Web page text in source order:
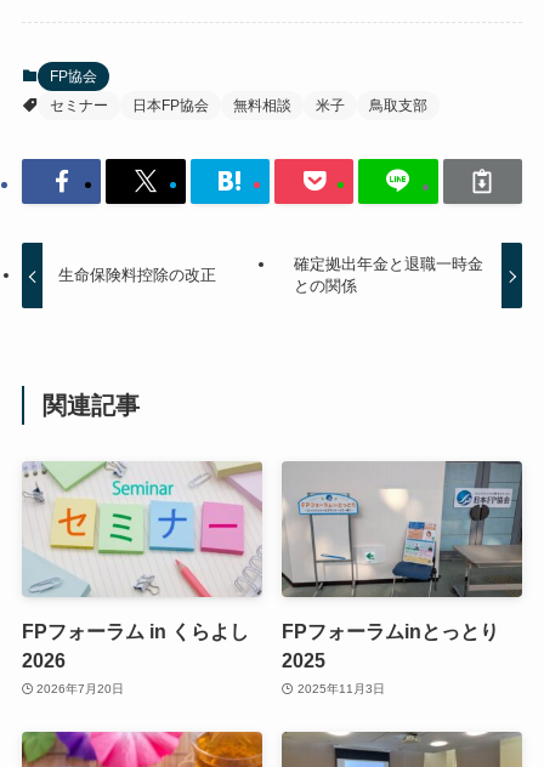
FP協会
セミナー
日本FP協会 無料相談 米子 鳥取支部
生命保険料控除の改正
確定拠出年金と退職一時金
との関係
関連記事
FPフォーラム in くらよし
2026
2026年7月20日
FPフォーラムinとっとり
2025
2025年11月3日